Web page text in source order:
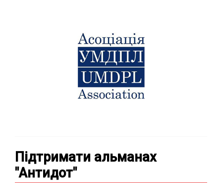
Підтримати альманах
"Антидот"